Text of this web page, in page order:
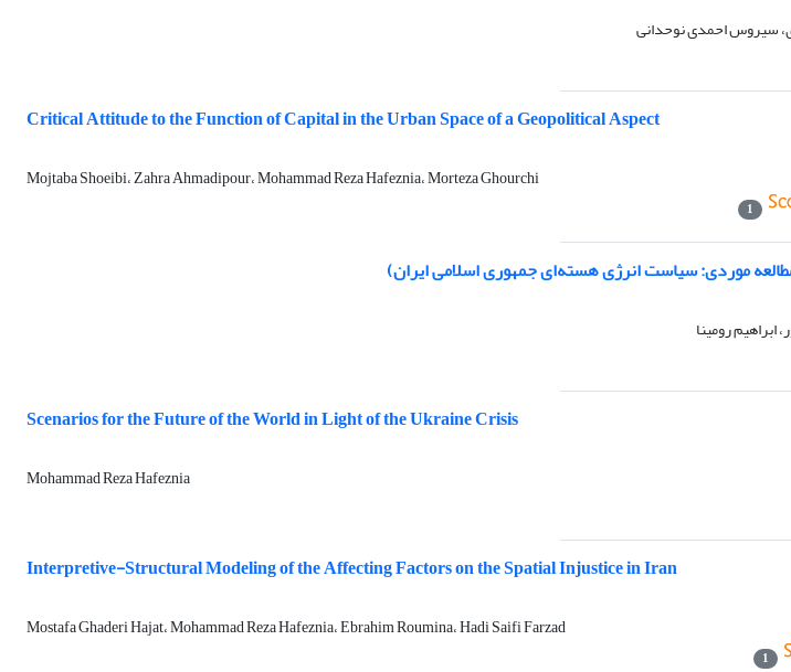
سیروس احمدی نوحدانی
Critical Attitude to the Function of Capital in the Urban Space of a Geopolitical Aspect
Mojtaba Shoeibi، Zahra Ahmadipour، Mohammad Reza Hafeznia، Morteza Ghourchi
1
موردی: سیاست انرژی هسته‌ای جمهوری اسلامی ایران)
ابراهیم رومینا
Scenarios for the Future of the World in Light of the Ukraine Crisis
Mohammad Reza Hafeznia
Interpretive-Structural Modeling of the Affecting Factors on the Spatial Injustice in Iran
Mostafa Ghaderi Hajat، Mohammad Reza Hafeznia، Ebrahim Roumina، Hadi Saifi Farzad
1